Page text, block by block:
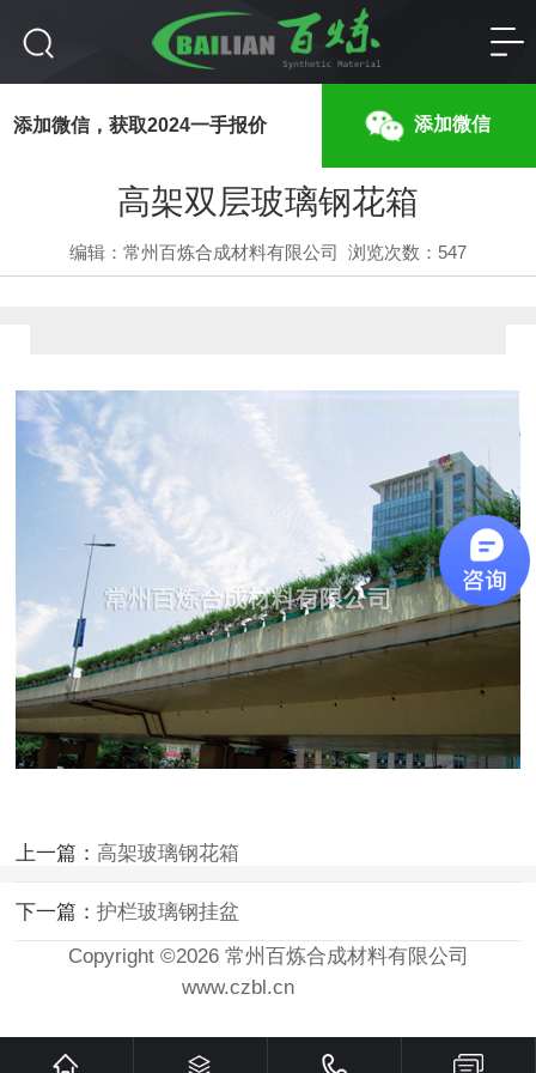
添加微信，获取2024一手报价 添加微信
高架双层玻璃钢花箱
高架双层玻璃钢花箱
编辑：常州百炼合成材料有限公司 浏览次数： 547
上一篇：高架玻璃钢花箱
下一篇：护栏玻璃钢挂盆
Copyright ©2026 常州百炼合成材料有限公司
www.czbl.cn